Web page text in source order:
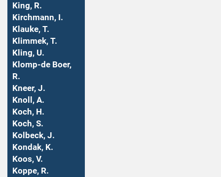
King, R.
Kirchmann, I.
Klauke, T.
Klimmek, T.
Kling, U.
Klomp-de Boer,
R.
Kneer, J.
Knoll, A.
Koch, H.
Koch, S.
Kolbeck, J.
Kondak, K.
Koos, V.
Koppe, R.